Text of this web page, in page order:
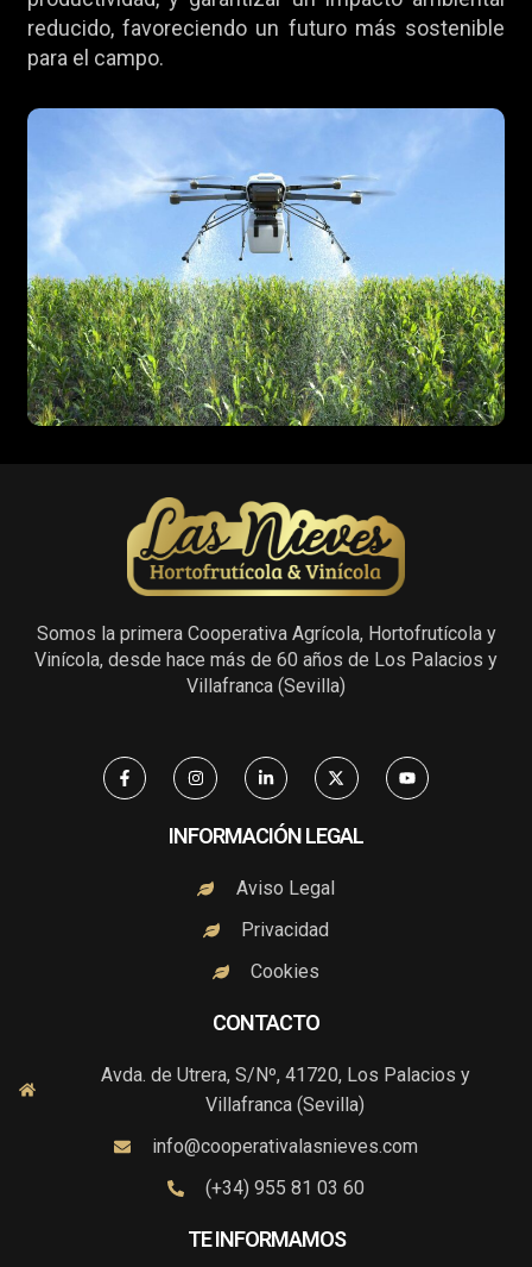
reducido, favoreciendo un futuro más sostenible
para el campo.
Somos la primera Cooperativa Agrícola, Hortofrutícola y
Vinícola, desde hace más de 60 años de Los Palacios y
Villafranca (Sevilla)
F
a
c
I
n
s
a
g
a
m
L
i
n
e
d
n
-
n
X
-
t
i
t
e
r
Y
o
u
INFORMACIÓN LEGAL
Aviso Legal
Privacidad
Cookies
CONTACTO
Avda. de Utrera, S/Nº, 41720, Los Palacios y
Villafranca (Sevilla)
info@cooperativalasnieves.com
(+34) 955 81 03 60
TE INFORMAMOS